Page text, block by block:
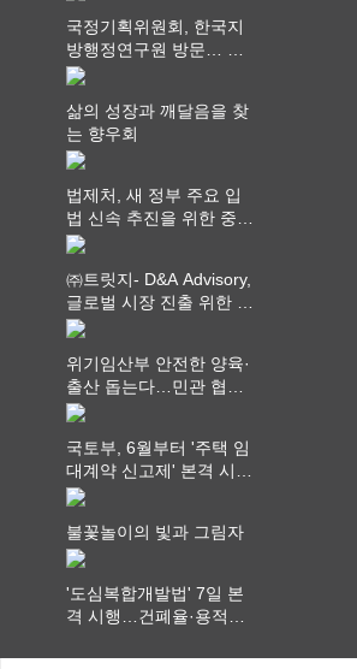
국정기획위원회, 한국지
방행정연구원 방문… 국
가균형성장 논의
삶의 성장과 깨달음을 찾
는 향우회
법제처, 새 정부 주요 입
법 신속 추진을 위한 중앙
부처 법무담당관 회의 개
㈜트릿지- D&A Advisory,
글로벌 시장 진출 위한 전
략적 업무협약 체결
위기임산부 안전한 양육·
출산 돕는다…민관 협력
체계 구축
국토부, 6월부터 '주택 임
대계약 신고제' 본격 시
행…실거래가 투명화 기
불꽃놀이의 빛과 그림자
'도심복합개발법' 7일 본
격 시행…건폐율·용적률